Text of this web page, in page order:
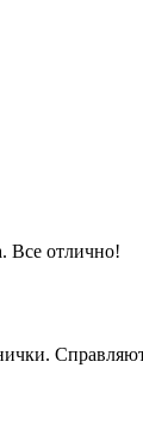
Все отлично!